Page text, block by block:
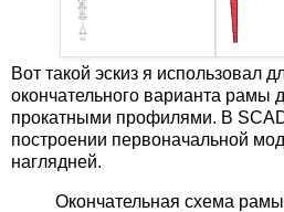
Вот такой эскиз я использовал
окончательного варианта рамы
прокатными профилями. В
построении первоначальной
наглядней.
Окончательная схема рамы